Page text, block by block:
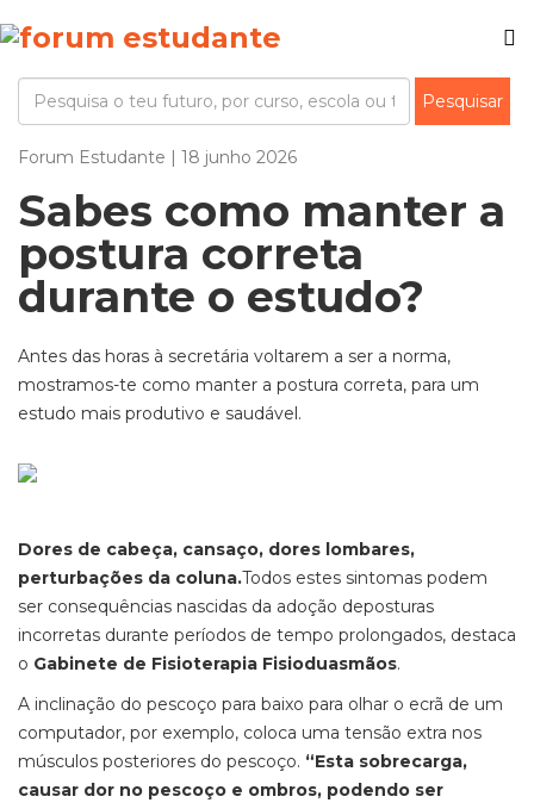
Forum Estudante | 18 junho 2026
Sabes como manter a
postura correta
durante o estudo?
Antes das horas à secretária voltarem a ser a norma,
mostramos-te como manter a postura correta, para um
estudo mais produtivo e saudável.
Dores de cabeça, cansaço, dores lombares,
perturbações da coluna.Todos estes sintomas podem
ser consequências nascidas da adoção deposturas
incorretas durante períodos de tempo prolongados, destaca
o Gabinete de Fisioterapia Fisioduasmãos.
A inclinação do pescoço para baixo para olhar o ecrã de um
computador, por exemplo, coloca uma tensão extra nos
músculos posteriores do pescoço. “Esta sobrecarga,
causar dor no pescoço e ombros, podendo ser